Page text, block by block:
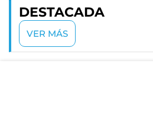
DESTACADA
VER MÁS